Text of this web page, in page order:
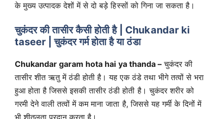
के मुख्य उत्पादक देशों में से दो बड़े हिस्सों को गिना जा सकता है।
चुकंदर की तासीर कैसी होती है | Chukandar ki
taseer | चुकंदर गर्म होता है या ठंडा
Chukandar garam hota hai ya thanda –चुकंदर की
तासीर शीत ऋतु में ठंडी होती है। यह एक ठंडे तथा भीगे तत्वों से भरा
हुआ होता है जिससे इसकी तासीर ठंडी होती है। चुकंदर शरीर को
गरमी देने वाली तत्वों में कम माना जाता है, जिससे यह गर्मी के दिनों में